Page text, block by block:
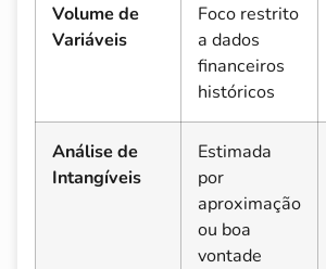
Volume de
Variáveis
Foco restrito
a dados
financeiros
históricos
Análise de
Intangíveis
Estimada
por
aproximação
ou boa
vontade